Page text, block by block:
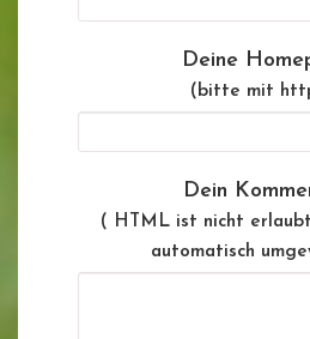
Deine
(bitte mit
Dein
( HTML ist nicht
automatisch